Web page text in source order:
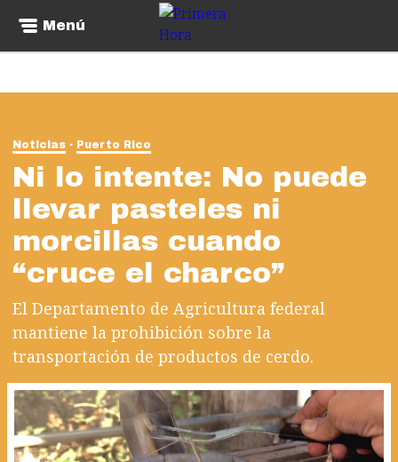
Menú
Noticias Puerto Rico
Ni lo intente: No puede
llevar pasteles ni
morcillas cuando
“cruce el charco”
El Departamento de Agricultura federal
mantiene la prohibición sobre la
transportación de productos de cerdo.